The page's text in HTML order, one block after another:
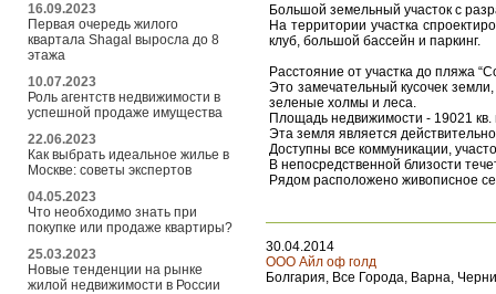
16.09.2023
Первая очередь жилого
квартала Shagal выросла до 8
этажа
10.07.2023
Роль агентств недвижимости в
успешной продаже имущества
22.06.2023
Как выбрать идеальное жилье в
Москве: советы экспертов
04.05.2023
Что необходимо знать при
покупке или продаже квартиры?
25.03.2023
Новые тенденции на рынке
жилой недвижимости в России
Большой земельный участок с
На территории участка
клуб, большой бассейн и паркинг.
Расстояние от участка до пляжа
Это замечательный кусочек
зеленые холмы и леса.
Площадь недвижимости - 19021 кв.
Эта земля является
Доступны все коммуникации,
В непосредственной близости
Рядом расположено живописное
30.04.2014
ООО Айл оф голд
Болгария, Все Города, Варна,